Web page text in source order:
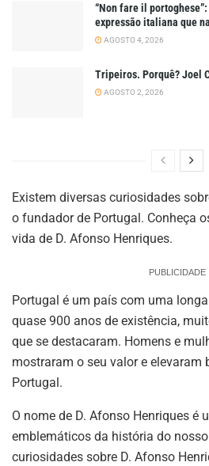
“Non fare il
expressão italiana que
AGOSTO 4, 2026
Tripeiros. Porquê? Joel
AGOSTO 2, 2026
Existem diversas curiosidades
o fundador de Portugal. Conheça
vida de D. Afonso Henriques.
PUBLICIDADE
Portugal é um país com uma
quase 900 anos de existência,
que se destacaram. Homens e
mostraram o seu valor e elevaram
Portugal.
O nome de D. Afonso Henriques é
emblemáticos da história do
curiosidades sobre D. Afonso